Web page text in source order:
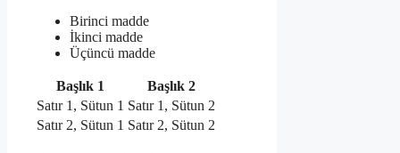
Birinci madde
İkinci madde
Üçüncü madde
Başlık 1
Başlık 2
Satır 1, Sütun 1 Satır 1, Sütun 2
Satır 2, Sütun 1 Satır 2, Sütun 2